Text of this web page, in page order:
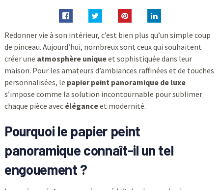
Redonner vie à son intérieur, c’est bien plus qu’un simple coup
de pinceau. Aujourd’hui, nombreux sont ceux qui souhaitent
créer une atmosphère uniqueet sophistiquée dans leur
maison. Pour les amateurs d’ambiances raffinées et de touches
personnalisées, le papier peint panoramique de luxe
s’impose comme la solution incontournable pour sublimer
chaque pièce avec éléganceet modernité.
Pourquoi le papier peint
panoramique connaît-il un tel
engouement ?